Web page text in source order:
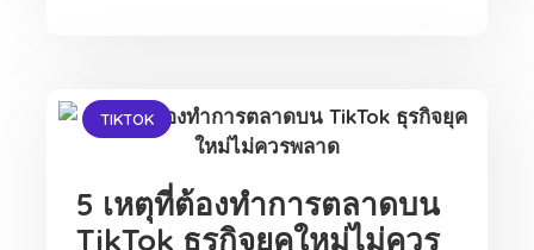
TIKTOK
5 เหตุที่ต้องทำการตลาดบน
TikTok ธุรกิจยุคใหม่ไม่ควร